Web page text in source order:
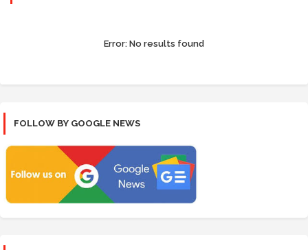
Error: No results found
FOLLOW BY GOOGLE NEWS